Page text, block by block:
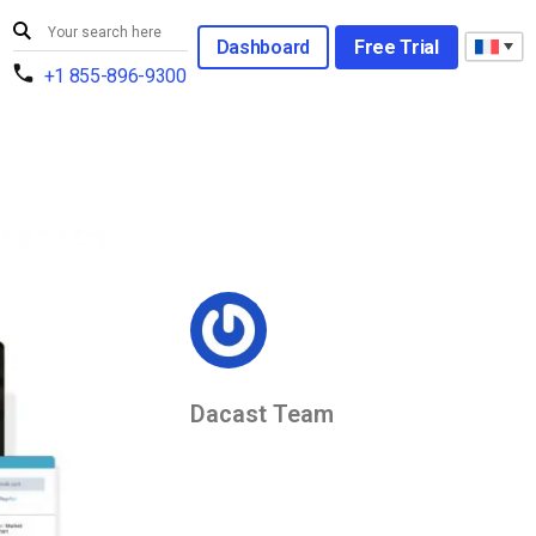
+1 855-896-9300
Dashboard Free Trial
Dacast Team